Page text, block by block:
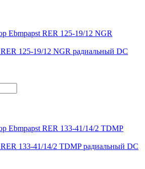
125-19/12 NGR радиальный DC
133-41/14/2 TDMP радиальный DC